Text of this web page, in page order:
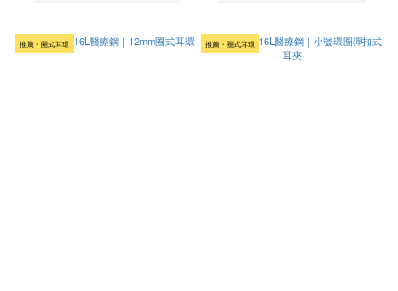
推薦・圈式耳環 推薦・圈式耳環